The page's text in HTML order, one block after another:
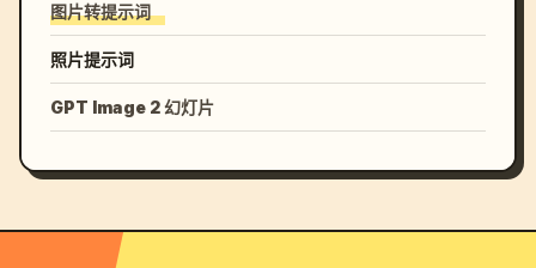
图片转提示词
照片提示词
GPT Image 2 幻灯片